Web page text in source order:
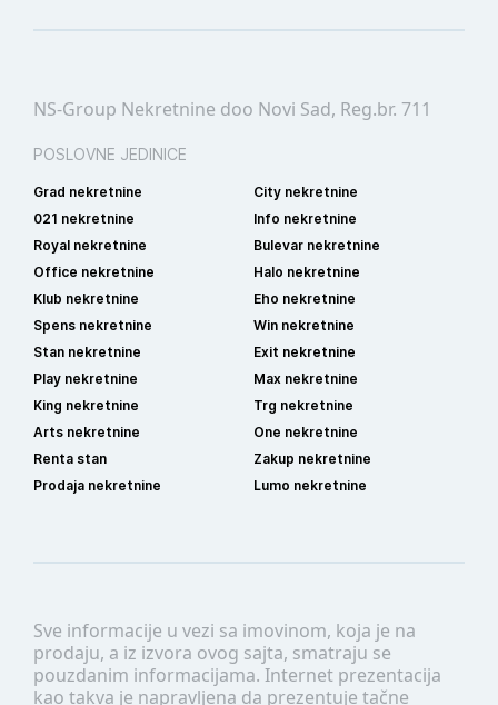
Sve informacije u vezi sa imovinom, koja je na
prodaju, a iz izvora ovog sajta, smatraju se
pouzdanim informacijama. Internet prezentacija
kao takva je napravljena da prezentuje tačne
NS-Group Nekretnine doo Novi Sad, Reg.br. 711
POSLOVNE JEDINICE
Grad nekretnine
City nekretnine
021 nekretnine
Info nekretnine
Royal nekretnine
Bulevar nekretnine
Office nekretnine
Halo nekretnine
Klub nekretnine
Eho nekretnine
Spens nekretnine
Win nekretnine
Stan nekretnine
Exit nekretnine
Play nekretnine
Max nekretnine
King nekretnine
Trg nekretnine
Arts nekretnine
One nekretnine
Renta stan
Zakup nekretnine
Prodaja nekretnine
Lumo nekretnine